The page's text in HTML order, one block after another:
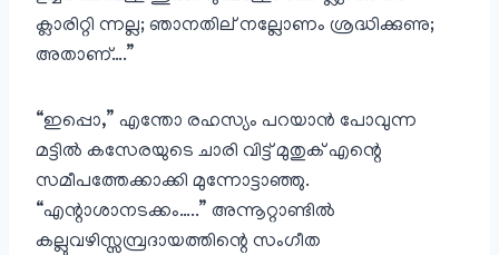
ക്ലാരിറ്റി ന്നല്ല; ഞാനതില് നല്ലോണം ശ്രദ്ധിക്കുണു;
അതാണ്‌….”
“ഇപ്പൊ,” എന്തോ രഹസ്യം പറയാൻ പോവുന്ന
മട്ടിൽ കസേരയുടെ ചാരി വിട്ട് മുതുക് എന്റെ
സമീപത്തേക്കാക്കി മുന്നോട്ടാഞ്ഞു.
“എന്റാശാനടക്കം…..” അന്നൂറ്റാണ്ടിൽ
കല്ലുവഴിസ്സമ്പ്രദായത്തിന്റെ സംഗീത